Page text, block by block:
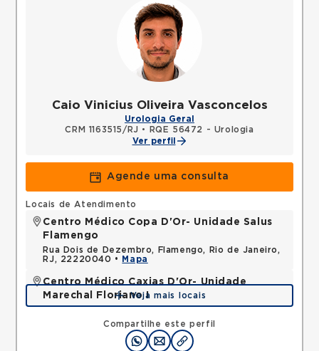
Caio Vinicius Oliveira Vasconcelos
Urologia Geral
CRM 1163515/RJ •
RQE 56472 - Urologia
Ver perfil
Agende uma consulta
Compartilhe este perfil
Locais de Atendimento
Centro Médico Copa D'Or- Unidade Salus
Flamengo
Rua Dois de Dezembro, Flamengo, Rio de Janeiro,
RJ, 22220040 •
Mapa
Centro Médico Caxias D'Or- Unidade
Marechal Floriano I
Avenida Perimetral Marechal Floriano, Jardim Vinte
e Cinco de Agosto, Duque de Caxias, RJ,
25075025 •Mapa
Veja mais locais